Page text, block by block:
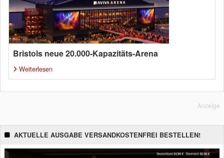
Bristols neue 20.000-Kapazitäts-Arena
Weiterlesen
Anzeige
AKTUELLE AUSGABE VERSANDKOSTENFREI BESTELLEN!